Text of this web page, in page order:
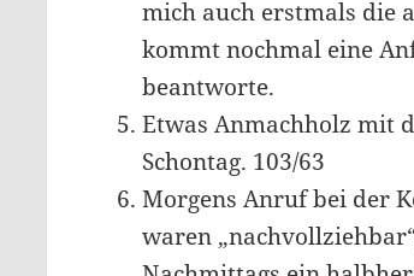
mich auch erstmals die
kommt nochmal eine
beantworte.
Etwas Anmachholz mit
Schontag. 103/63
Morgens Anruf bei der
waren